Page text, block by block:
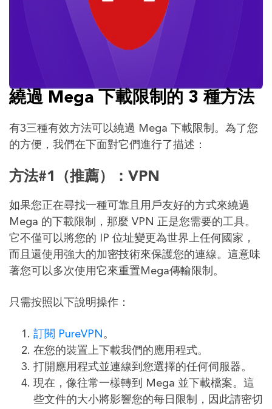
繞過 Mega 下載限制的 3 種方法
有3三種有效方法可以繞過 Mega 下載限制。為了您
的方便，我們在下面對它們進行了描述：
方法#1（推薦）：VPN
如果您正在尋找一種可靠且用戶友好的方式來繞過
Mega 的下載限制，那麼 VPN 正是您需要的工具。
它不僅可以將您的 IP 位址變更為世界上任何國家，
而且還使用強大的加密技術來保護您的連線。這意味
著您可以多次使用它來重置Mega傳輸限制。
只需按照以下說明操作：
訂閱 PureVPN 。
在您的裝置上下載我們的應用程式。
打開應用程式並連線到您選擇的任何伺服器。
現在，像往常一樣轉到 Mega 並下載檔案。這
些文件的大小將影響您的每日限制，因此請密切